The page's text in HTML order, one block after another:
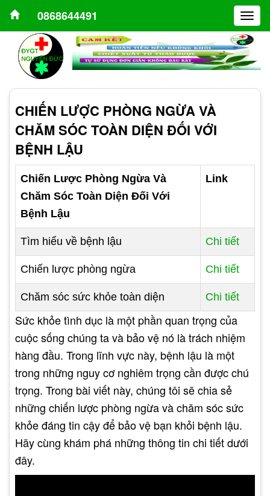
0868644491
CHIẾN LƯỢC PHÒNG NGỪA VÀ
CHĂM SÓC TOÀN DIỆN ĐỐI VỚI
BỆNH LẬU
Chiến Lược Phòng Ngừa Và
Chăm Sóc Toàn Diện Đối Với
Bệnh Lậu
Link
Tìm hiểu về bệnh lậu Chi tiết
Chiến lược phòng ngừa Chi tiết
Chăm sóc sức khỏe toàn diện Chi tiết
Sức khỏe tình dục là một phần quan trọng của
cuộc sống chúng ta và bảo vệ nó là trách nhiệm
hàng đầu. Trong lĩnh vực này, bệnh lậu là một
trong những nguy cơ nghiêm trọng cần được chú
trọng. Trong bài viết này, chúng tôi sẽ chia sẻ
những chiến lược phòng ngừa và chăm sóc sức
khỏe đáng tin cậy để bảo vệ bạn khỏi bệnh lậu.
Hãy cùng khám phá những thông tin chi tiết dưới
đây.